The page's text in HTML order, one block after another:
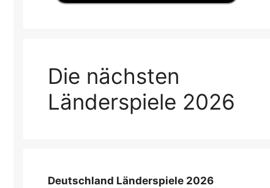
Die nächsten
Länderspiele 2026
Deutschland Länderspiele 2026